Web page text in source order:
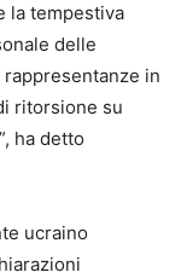
la tempestiva
delle
in
ritorsione su
ha detto
ucraino